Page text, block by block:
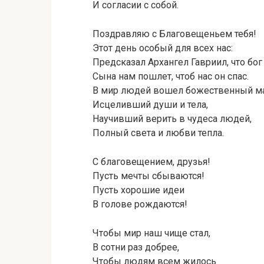
И согласии с собой.
Поздравляю с Благовещеньем тебя!
Этот день особый для всех нас:
Предсказал Архангел Гавриил, что бог
Сына нам пошлет, чтоб нас он спас.
В мир людей вошел божественный
Исцеливший души и тела,
Научивший верить в чудеса людей,
Полный света и любви тепла.
С благовещением, друзья!
Пусть мечты сбываются!
Пусть хорошие идеи
В голове рождаются!
Чтобы мир наш чище стал,
В сотни раз добрее,
Чтобы людям всем жилось